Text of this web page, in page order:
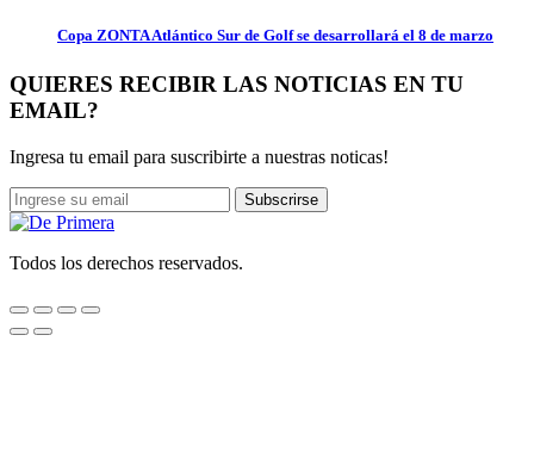
Copa ZONTA Atlántico Sur de Golf se desarrollará el 8 de marzo
QUIERES RECIBIR LAS NOTICIAS EN TU
EMAIL?
Ingresa tu email para suscribirte a nuestras noticas!
Subscrirse
Todos los derechos reservados.